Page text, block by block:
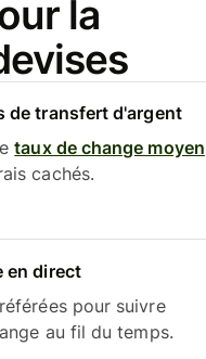
la
de transfert d'argent
taux de change moyen
cachés.
en direct
pour suivre
au fil du temps.